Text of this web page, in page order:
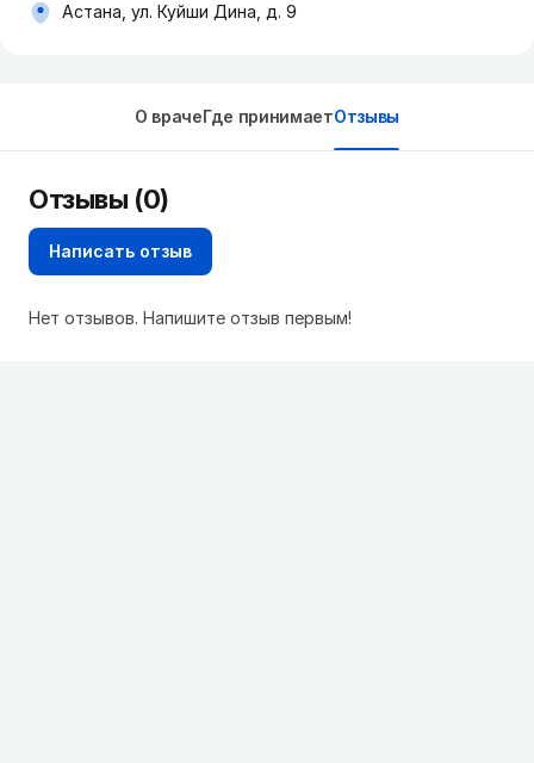
Астана, ул. Куйши Дина, д. 9
О врачеГде принимаетОтзывы
Отзывы (0)
Написать отзыв
Нет отзывов. Напишите отзыв первым!